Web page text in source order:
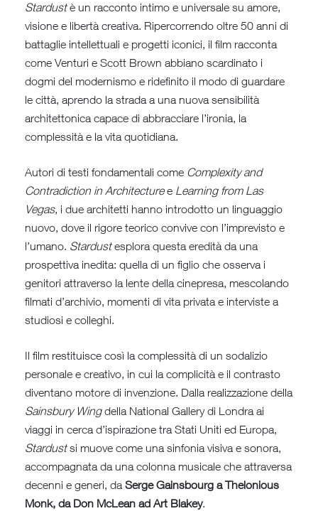
Stardustè un racconto intimo e universale su amore,
visione e libertà creativa. Ripercorrendo oltre 50 anni di
battaglie intellettuali e progetti iconici, il film racconta
come Venturi e Scott Brown abbiano scardinato i
dogmi del modernismo e ridefinito il modo di guardare
le città, aprendo la strada a una nuova sensibilità
architettonica capace di abbracciare l’ironia, la
complessità e la vita quotidiana.
Autori di testi fondamentali come Complexity and
Contradiction in Architecturee Learning from Las
Vegas, i due architetti hanno introdotto un linguaggio
nuovo, dove il rigore teorico convive con l’imprevisto e
l’umano. Stardustesplora questa eredità da una
prospettiva inedita: quella di un figlio che osserva i
genitori attraverso la lente della cinepresa, mescolando
filmati d’archivio, momenti di vita privata e interviste a
studiosi e colleghi.
Il film restituisce così la complessità di un sodalizio
personale e creativo, in cui la complicità e il contrasto
diventano motore di invenzione. Dalla realizzazione della
Sainsbury Wingdella National Gallery di Londra ai
viaggi in cerca d’ispirazione tra Stati Uniti ed Europa,
Stardustsi muove come una sinfonia visiva e sonora,
accompagnata da una colonna musicale che attraversa
decenni e generi, da Serge Gainsbourg a Thelonious
Monk, da Don McLean ad Art Blakey.